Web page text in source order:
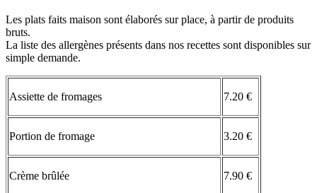
Les plats faits maison sont élaborés sur place, à partir de produits
bruts.
La liste des allergènes présents dans nos recettes sont disponibles sur
simple demande.
Assiette de fromages 7.20 €
Portion de fromage 3.20 €
Crème brûlée 7.90 €